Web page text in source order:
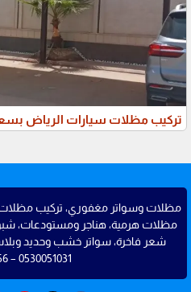
تركيب مظلات سيارات الرياض
مظلات وسواتر مغفوري، تركيب
مظلات هرمية، هناجر ومستودعات،
شعر فاخرة، سواتر خشب وحديد
0530051031 – 0552337556.